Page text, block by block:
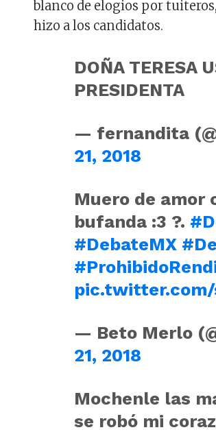
blanco de elogios por
hizo a los candidatos.
DOÑA TERESA
PRESIDENTA
— fernandita
21, 2018
Muero de amor
bufanda :3 ?.
#DebateMX
pic.twitter.com/
— Beto Merlo
21, 2018
Mochenle las
se robó mi